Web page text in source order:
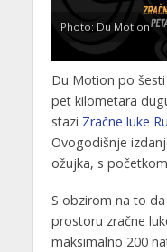
Photo: Du Motion
Du Motion po šesti
pet kilometara
stazi Zračne luke
Ovogodišnje
ožujka, s
S obzirom na to
prostoru zračne
maksimalno 200